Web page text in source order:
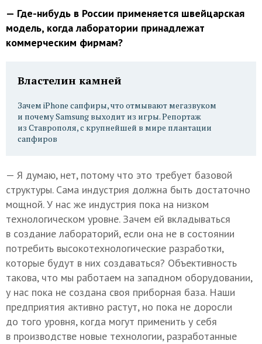
— Где-нибудь в России применяется швейцарская
модель, когда лаборатории принадлежат
коммерческим фирмам?
Властелин камней
Зачем iPhone сапфиры, что отмывают мегазвуком
и почему Samsung выходит из игры. Репортаж
из Ставрополя, с крупнейшей в мире плантации
сапфиров
— Я думаю, нет, потому что это требует базовой
структуры. Сама индустрия должна быть достаточно
мощной. У нас же индустрия пока на низком
технологическом уровне. Зачем ей вкладываться
в создание лабораторий, если она не в состоянии
потребить высокотехнологические разработки,
которые будут в них создаваться? Объективность
такова, что мы работаем на западном оборудовании,
у нас пока не создана своя приборная база. Наши
предприятия активно растут, но пока не доросли
до того уровня, когда могут применить у себя
в производстве новые технологии, разработанные